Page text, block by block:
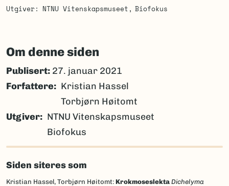
Utgiver
NTNU Vitenskapsmuseet Biofokus
Om denne siden
Publisert: 27. januar 2021
Forfattere
Kristian Hassel
Torbjørn Høitomt
Utgiver
NTNU Vitenskapsmuseet
Biofokus
Siden siteres som
Kristian Hassel, Torbjørn Høitomt: Krokmoseslekta Dichelyma